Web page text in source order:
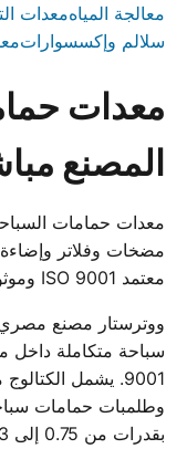
معالجة المياهمعدات
سلالم وإكسسوارات
معدات
المصنع
معدات حمامات
معتمد ISO 9001 وموثوق في 13 دولة.
ووترستار مصنع
9001. يشمل
وطلمبات حمامات